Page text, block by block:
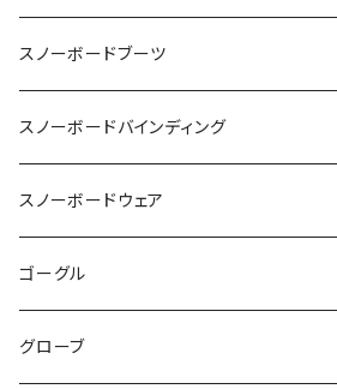
OGASAKA
24-25 OGASAKA
25-26 OGASAKA
SCOOTER
24-25 SCOOTER
25-26 SCOOTER
YONEX
23-24 YONEX
24-25 YONEX
011 Artistic
BC STREAM
スノーボードブーツ
DEELUXE
24-25 DEELUXE
25-26 DEELUXE
BURTON
K2 TT snowsurfer boots
23-24 K2 TT Snowsurfer Boots
スノーボードバインディング
BURTON
UNION
24-25 UNION
FLUX
スノーボードウェア
VOLCOM
GREEN CLOTHING
ゴーグル
OAKLEY
グローブ